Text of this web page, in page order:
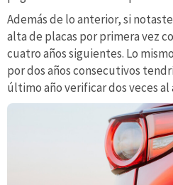
Además de lo anterior, si
alta de placas por primera vez
cuatro años siguientes. Lo
por dos años consecutivos
último año verificar dos veces al